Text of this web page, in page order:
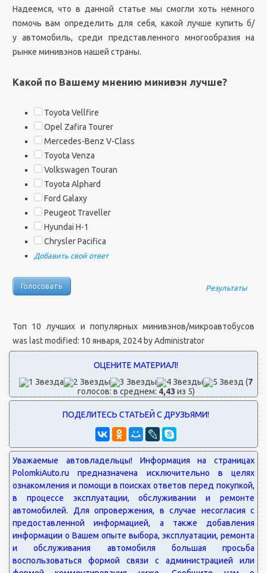
Надеемся, что в данной статье мы смогли хоть немного
помочь вам определить для себя, какой лучше купить б/
у автомобиль, среди представленного многообразия на
рынке минивэнов нашей страны.
Какой по Вашему мнению минивэн лучше?
Toyota Vellfire
Opel Zafira Tourer
Mercedes-Benz V-Class
Toyota Venza
Volkswagen Touran
Toyota Alphard
Ford Galaxy
Peugeot Traveller
Hyundai H-1
Chrysler Pacifica
Добавить свой ответ
Результаты
Топ 10 лучших и популярных минивэнов/микроавтобусов
was last modified: 10 января, 2024byAdministrator
(7
голосов: в среднем: 4,43 из 5)